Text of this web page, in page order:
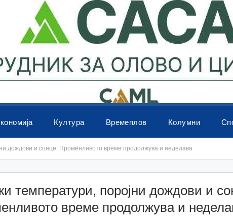
Култура Времеплов Колумни
дождови и сонце: Променливото време продолжува и неделава
температури, поројни дождови и
време продолжува и